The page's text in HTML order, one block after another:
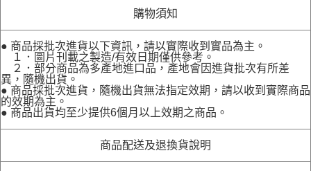
購物須知
● 商品採批次進貨以下資訊，請以實際收到實品為主。
１．圖片刊載之製造/有效日期僅供參考。
２．部分商品為多產地進口品，產地會因進貨批次有所差
異，隨機出貨。
● 商品採批次進貨，隨機出貨無法指定效期，請以收到實際商品
的效期為主。
● 商品出貨均至少提供6個月以上效期之商品。
商品配送及退換貨說明